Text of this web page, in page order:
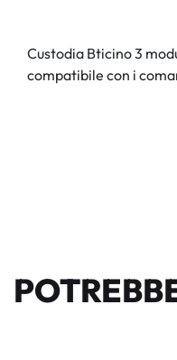
Custodia Bticino 3
compatibile con i